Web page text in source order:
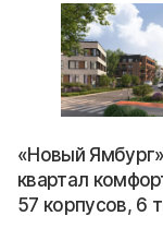
«Новый
квартал
57 корпусов, 6